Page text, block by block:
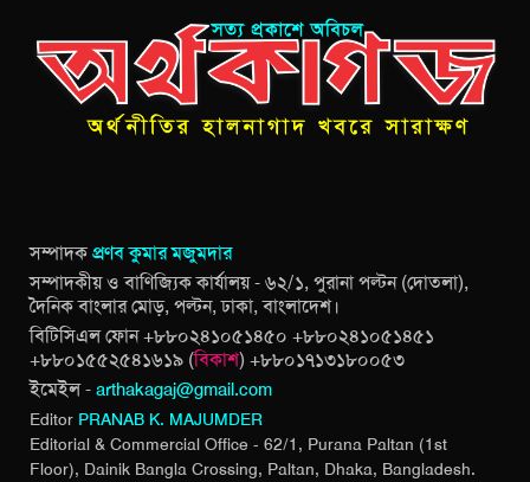
সম্পাদকপ্রণব কুমার মজুমদার
সম্পাদকীয় ও বাণিজ্যিক কার্যালয় - ৬২/১, পুরানা পল্টন (দোতলা),
দৈনিক বাংলার মোড়, পল্টন, ঢাকা, বাংলাদেশ।
বিটিসিএল ফোন +৮৮০২৪১০৫১৪৫০ +৮৮০২৪১০৫১৪৫১
+৮৮০১৫৫২৫৪১৬১৯ (বিকাশ) +৮৮০১৭১৩১৮০০৫৩
ইমেইল - arthakagaj@gmail.com
Editor PRANAB K. MAJUMDER
Editorial & Commercial Office - 62/1, Purana Paltan (1st
Floor), Dainik Bangla Crossing, Paltan, Dhaka, Bangladesh.